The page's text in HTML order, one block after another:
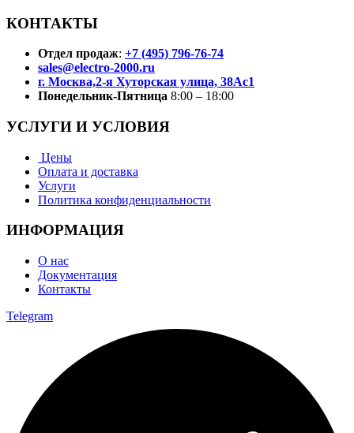
КОНТАКТЫ
Отдел продаж: +7 (495) 796-76-74
sales@electro-2000.ru
г. Москва,2-я Хуторская улица, 38Ас1
Понедельник-Пятница 8:00 – 18:00
УСЛУГИ И УСЛОВИЯ
Цены
Оплата и доставка
Услуги
Политика конфиденциальности
ИНФОРМАЦИЯ
О нас
Документация
Контакты
Telegram